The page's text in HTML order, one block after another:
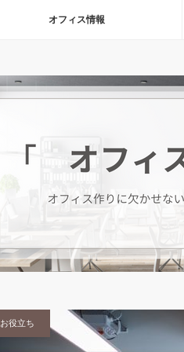
オフィス情報
お役立ち